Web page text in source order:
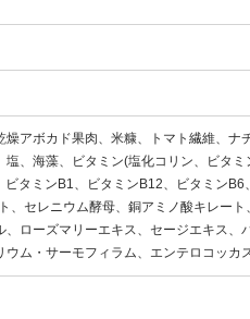
アボカド果肉、米糠、トマト繊維、ナ
、海藻、ビタミン(塩化コリン、ビタミ
タミンB1、ビタミンB12、ビタミンB6
セレニウム酵母、銅アミノ酸キレー
ローズマリーエキス、セージエキス、
ム・サーモフィラム、エンテロコッカ